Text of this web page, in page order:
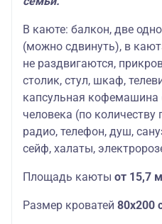
В каюте: балкон, две
(можно сдвинуть), в
не раздвигаются,
столик, стул, шкаф,
капсульная кофемашина
человека (по количеству
радио, телефон, душ,
сейф, халаты,
Площадь каюты от 15,7
Размер кроватей 80х200